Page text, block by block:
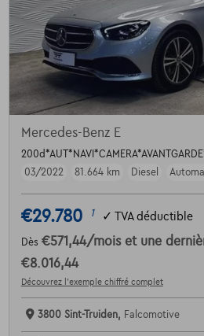
Mercedes-Benz E
03/2022
81.664 km Diesel
€29.780 1 ✓ TVA déductible
Dès €571,44/mois et une
€8.016,44
Découvrez l’exemple chiffré complet
3800 Sint-Truiden, Falcomotive